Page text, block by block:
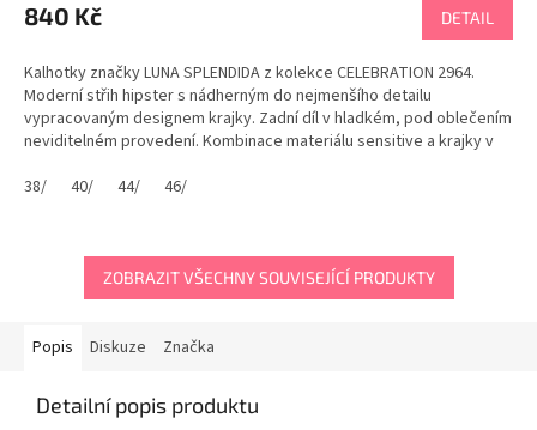
840 Kč DETAIL
Kalhotky značky LUNA SPLENDIDA z kolekce CELEBRATION 2964.
Moderní střih hipster s nádherným do nejmenšího detailu
vypracovaným designem krajky. Zadní díl v hladkém, pod oblečením
neviditelném provedení. Kombinace materiálu sensitive a krajky v
38/
40/ 44/ 46/
ZOBRAZIT VŠECHNY SOUVISEJÍCÍ PRODUKTY
Popis Diskuze Značka
Detailní popis produktu